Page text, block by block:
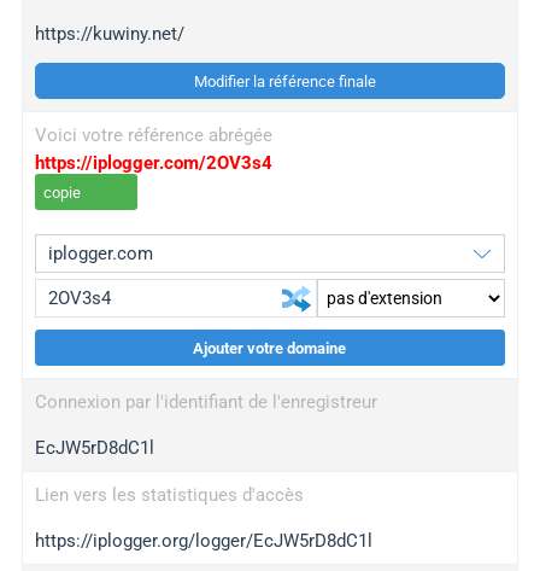
https://kuwiny.net/
Modifier la référence finale
Voici votre référence abrégée
https://iplogger.com/2OV3s4
copie
wl.gl
ed.tc
iplogger.com
Ajouter votre domaine
Connexion par l'identifiant de l'enregistreur
EcJW5rD8dC1l
Lien vers les statistiques d'accès
https://iplogger.org/logger/EcJW5rD8dC1l